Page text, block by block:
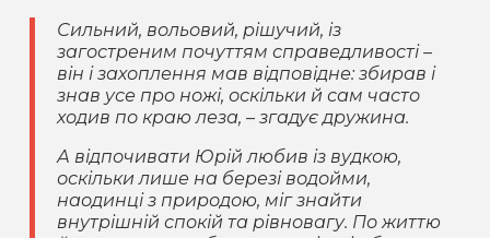
Сильний, вольовий, рішучий, із
загостреним почуттям справедливості –
він і захоплення мав відповідне: збирав і
знав усе про ножі, оскільки й сам часто
ходив по краю леза, – згадує дружина.
А відпочивати Юрій любив із вудкою,
оскільки лише на березі водойми,
наодинці з природою, міг знайти
внутрішній спокій та рівновагу. По життю